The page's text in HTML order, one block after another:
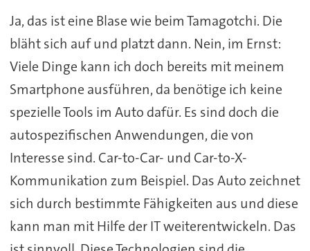
Ja, das ist eine Blase wie beim Tamagotchi. Die
bläht sich auf und platzt dann. Nein, im Ernst:
Viele Dinge kann ich doch bereits mit meinem
Smartphone ausführen, da benötige ich keine
spezielle Tools im Auto dafür. Es sind doch die
autospezifischen Anwendungen, die von
Interesse sind. Car-to-Car- und Car-to-X-
Kommunikation zum Beispiel. Das Auto zeichnet
sich durch bestimmte Fähigkeiten aus und diese
kann man mit Hilfe der IT weiterentwickeln. Das